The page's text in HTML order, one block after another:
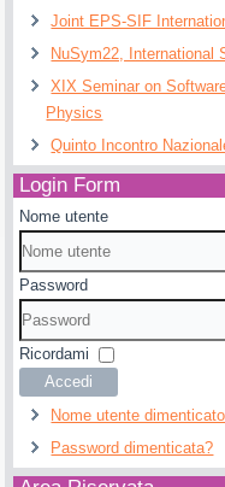
Joint EPS-SIF
NuSym22, International
XIX Seminar on
Physics
Quinto Incontro
Login Form
Nome utente
Password
Ricordami
Accedi
Nome utente
Password dimenticata?